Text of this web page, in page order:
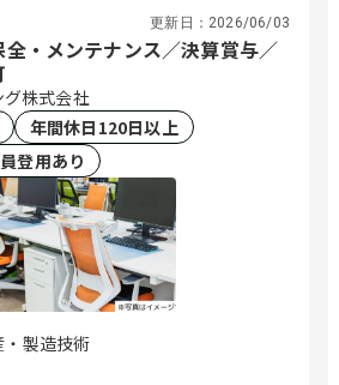
更新日： 2026/06/03
・メンテナンス／決算賞与／
株式会社
年間休日120日以上
登用あり
・製造技術